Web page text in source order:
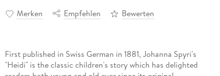
Merken Empfehlen Bewerten
First published in Swiss German in 1881, Johanna Spyri's
"Heidi" is the classic children's story which has delighted